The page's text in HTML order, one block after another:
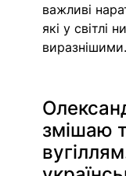
важливі
які у світлі
виразнішими.
змішаю